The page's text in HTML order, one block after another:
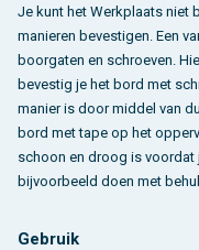
Je kunt het Werkplaats niet
manieren bevestigen. Een
boorgaten en schroeven.
bevestig je het bord met
manier is door middel van
bord met tape op het
schoon en droog is voordat
bijvoorbeeld doen met
Gebruik